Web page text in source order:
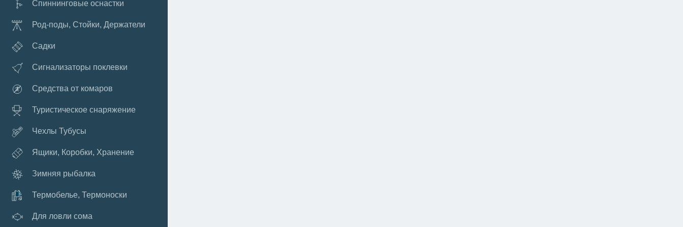
Спиннинговые оснастки
Род-поды, Стойки, Держатели
Садки
Сигнализаторы поклевки
Средства от комаров
Туристическое снаряжение
Чехлы Тубусы
Ящики, Коробки, Хранение
Зимняя рыбалка
Термобелье, Термоноски
Для ловли сома